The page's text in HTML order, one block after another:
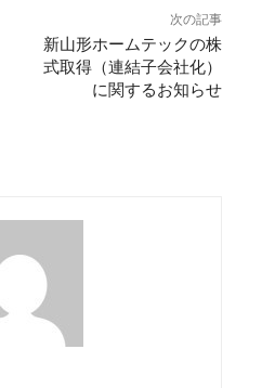
次の記事
新山形ホームテックの株
式取得（連結子会社化）
に関するお知らせ